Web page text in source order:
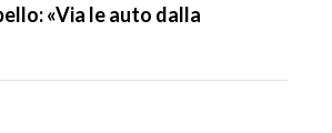
«Via le auto dalla